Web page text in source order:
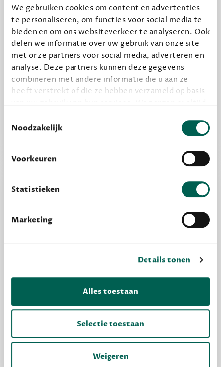
We gebruiken cookies om content en advertenties
te personaliseren, om functies voor social media te
bieden en om ons websiteverkeer te analyseren. Ook
delen we informatie over uw gebruik van onze site
met onze partners voor social media, adverteren en
analyse. Deze partners kunnen deze gegevens
combineren met andere informatie die u aan ze
heeft verstrekt of die ze hebben verzameld op basis
grondslag gebeurt, en er niet onnodig data van je
wordt verwerkt. Gevoelige persoonsgegevens delen
Noodzakelijk
Voorkeuren
Statistieken
Marketing
Details tonen
Alles toestaan
Selectie toestaan
Weigeren
Geef cadeau
Alles van Dewey Free
Word een bovengemiddelde lezer met 6 boeken
kijken of het zou bevallen (maar dit hoeft niet)
Dewey Free
Krijg boekentips, persoonlijk voor jou en je
vrienden. Krijg én geef betere cadeaus.
Schrijf nu gratis in